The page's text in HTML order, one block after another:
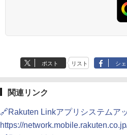
ポスト リスト シ
関連リンク
🔗Rakuten Linkアプリシステムア
https://